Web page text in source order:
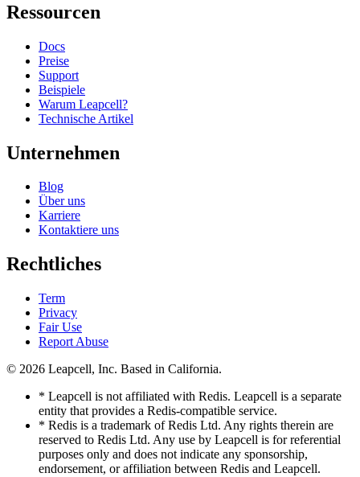
Ressourcen
Docs
Preise
Support
Beispiele
Warum Leapcell?
Technische Artikel
Unternehmen
Blog
Über uns
Karriere
Kontaktiere uns
Rechtliches
Term
Privacy
Fair Use
Report Abuse
© 2026 Leapcell, Inc. Based in California.
* Leapcell is not affiliated with Redis. Leapcell is a separate
entity that provides a Redis-compatible service.
* Redis is a trademark of Redis Ltd. Any rights therein are
reserved to Redis Ltd. Any use by Leapcell is for referential
purposes only and does not indicate any sponsorship,
endorsement, or affiliation between Redis and Leapcell.